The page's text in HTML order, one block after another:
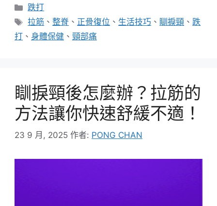
分
類
跌打
標
籤
拉筋 、整脊 、 正骨復位 、 生活技巧 、 瞓捩頸 、跌
打 、 身體保健 、 頸部痛
瞓捩頸後怎麼辦？拉筋的
方法讓你快速舒緩不適！
23 9 月, 2025 作者: PONG CHAN